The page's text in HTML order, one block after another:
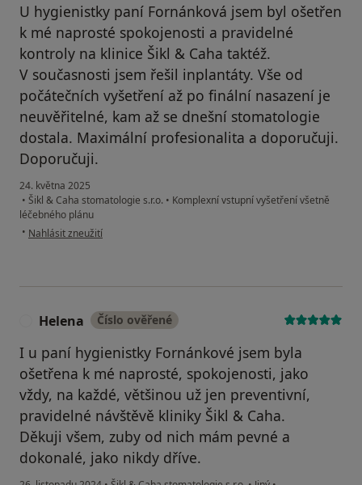
U hygienistky paní Fornánková jsem byl ošetřen
k mé naprosté spokojenosti a pravidelné
kontroly na klinice Šikl & Caha taktéž.
V současnosti jsem řešil inplantáty. Vše od
počátečních vyšetření až po finální nasazení je
neuvěřitelné, kam až se dnešní stomatologie
dostala. Maximální profesionalita a doporučuji.
Doporučuji.
24. května 2025
• Šikl & Caha stomatologie s.r.o. • Komplexní vstupní vyšetření všetně
léčebného plánu
• podle názoru uživatele Ivan Herodek
Nahlásit zneužití
Helena Číslo ověřené
I u paní hygienistky Fornánkové jsem byla
ošetřena k mé naprosté, spokojenosti, jako
vždy, na každé, většinou už jen preventivní,
pravidelné návštěvě kliniky Šikl & Caha.
Děkuji všem, zuby od nich mám pevné a
dokonalé, jako nikdy dříve.